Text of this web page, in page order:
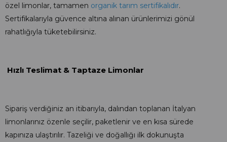
özel limonlar, tamamen organik tarım sertifikalıdır.
Sertifikalarıyla güvence altına alınan ürünlerimizi gönül
rahatlığıyla tüketebilirsiniz.
Hızlı Teslimat & Taptaze Limonlar
Sipariş verdiğiniz an itibarıyla, dalından toplanan İtalyan
limonlarınız özenle seçilir, paketlenir ve en kısa sürede
kapınıza ulaştırılır. Tazeliği ve doğallığı ilk dokunuşta